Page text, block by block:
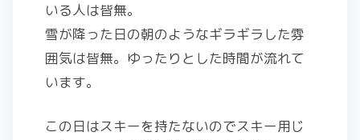
いる人は皆無。
雪が降った日の朝のようなギラギラした雰
囲気は皆無。ゆったりとした時間が流れて
います。
この日はスキーを持たないのでスキー用じ